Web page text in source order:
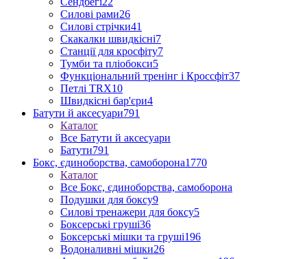
Силові рами26
Силові стрічки41
Скакалки швидкісні7
Станції для кросфіту7
Тумби та пліобокси5
Функціональний тренінг і Кроссфіт37
Петлі TRX10
Швидкісні бар'єри4
Батути й аксесуари791
Каталог
Все Батути й аксесуари
Батути791
Бокс, єдиноборства, самоборона1770
Каталог
Все Бокс, єдиноборства, самоборона
Подушки для боксу9
Силові тренажери для боксу5
Боксерські груші36
Боксерські мішки та груші196
Водоналивні мішки26